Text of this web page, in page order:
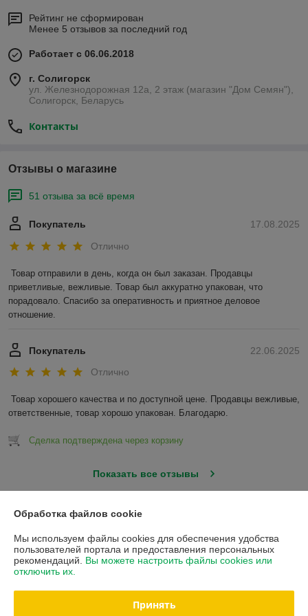
Рейтинг не сформирован
Менее 5 отзывов за последний год
Работает с 06.06.2018
г. Солигорск
ул. Железнодорожная 12а, 2 этаж (магазин "Дом Семян"),
Солигорск, Беларусь
Контакты
Отзывы о магазине
51 отзыва за всё время
17.08.2025
Покупатель
Отлично
Товар отправили в день, когда он был заказан. Продавцы
приветливые, вежливые. Товар был аккуратно упакован, что
порадовало. Спасибо за оперативность и приятное деловое
отношение.
22.06.2025
Покупатель
Отлично
Товар хорошего качества и по доступной цене. Продавцы вежливые,
ответственные, товар хорошо упакован. Благодарю.
Сделка подтверждена через корзину
Показать все отзывы
О нас
Контакты
Обработка файлов cookie
Мы используем файлы cookies для обеспечения удобства
пользователей портала и предоставления персональных
рекомендаций. Вы можете настроить файлы cookies или
отключить их.
Принять